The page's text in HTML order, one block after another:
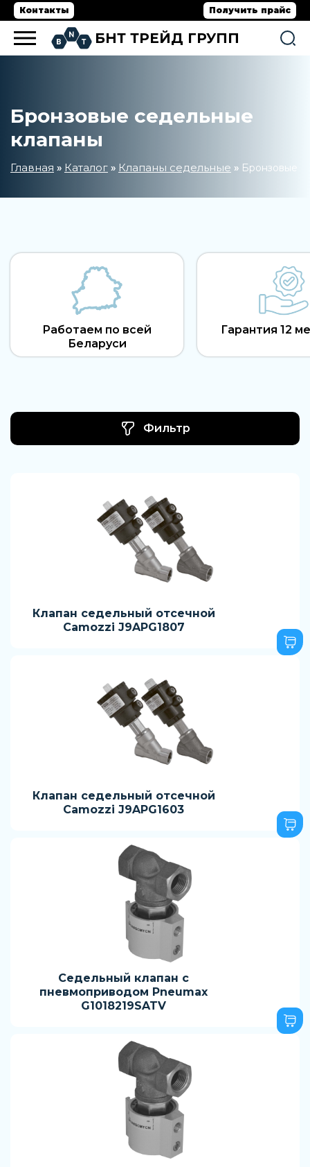
Контакты Получить прайс
БНТ ТРЕЙД ГРУПП
Бронзовые седельные
клапаны
Главная » Каталог » Клапаны седельные » Бронзовые
Работаем по всей
Беларуси
Гарантия 12
Фильтр
Клапан седельный отсечной
Camozzi J9APG1807
Клапан седельный отсечной
Camozzi J9APG1603
Седельный клапан с
пневмоприводом Pneumax
G1018219SATV